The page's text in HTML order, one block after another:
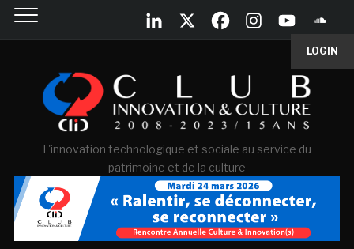
LOGIN
L'innovation technologique et sociale au service du
patrimoine et de la culture